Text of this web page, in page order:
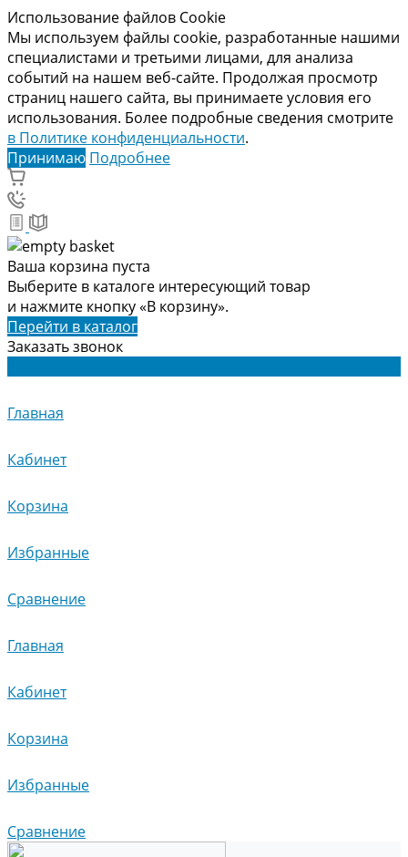
Использование файлов Cookie
Мы используем файлы cookie, разработанные нашими
специалистами и третьими лицами, для анализа
событий на нашем веб-сайте. Продолжая просмотр
страниц нашего сайта, вы принимаете условия его
использования. Более подробные сведения смотрите
в Политике конфиденциальности.
Принимаю Подробнее
Ваша корзина пуста
Выберите в каталоге интересующий товар
и нажмите кнопку «В корзину».
Перейти в каталог
Заказать звонок
Главная
Кабинет
Корзина
Избранные
Сравнение
Главная
Кабинет
Корзина
Избранные
Сравнение